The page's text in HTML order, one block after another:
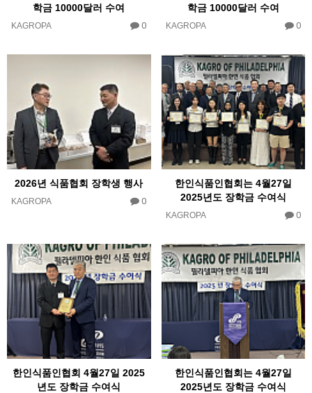
학금 10000달러 수여
KAGROPA 0
학금 10000달러 수여
KAGROPA 0
2026년 식품협회 장학생 행사
KAGROPA 0
한인식품인협회는 4월27일
2025년도 장학금 수여식
KAGROPA 0
한인식품인협회 4월27일 2025
년도 장학금 수여식
한인식품인협회는 4월27일
2025년도 장학금 수여식